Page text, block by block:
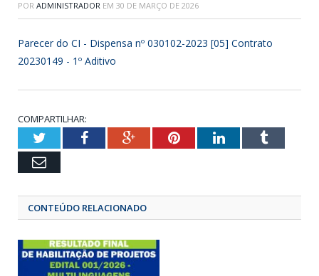
POR ADMINISTRADOR EM 30 DE MARÇO DE 2026
Parecer do CI - Dispensa nº 030102-2023 [05] Contrato
20230149 - 1º Aditivo
COMPARTILHAR:
TwitterFacebookGoogle+Pinterest
LinkedIn
Email
CONTEÚDO RELACIONADO